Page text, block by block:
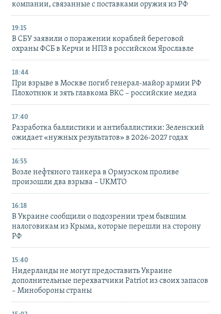
компании, связанные с поставками оружия из РФ
19:15
В СБУ заявили о поражении кораблей береговой
охраны ФСБ в Керчи и НПЗ в российском Ярославле
18:44
При взрыве в Москве погиб генерал-майор армии РФ
Плохотнюк и зять главкома ВКС – российские медиа
17:40
Разработка баллистики и антибаллистики: Зеленский
ожидает «нужных результатов» в 2026-2027 годах
16:55
Возле нефтяного танкера в Ормузском проливе
произошли два взрыва – UKMTO
16:18
В Украине сообщили о подозрении трем бывшим
налоговикам из Крыма, которые перешли на сторону
РФ
15:40
Нидерланды не могут предоставить Украине
дополнительные перехватчики Patriot из своих запасов
– Минобороны страны